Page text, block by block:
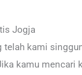
Jogja
telah kami
kamu mencari